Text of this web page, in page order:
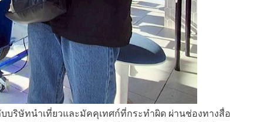
บริษัทนำเที่ยวและมัคคุเทศก์ที่กระทำผิด ผ่านช่องทางสื่อ